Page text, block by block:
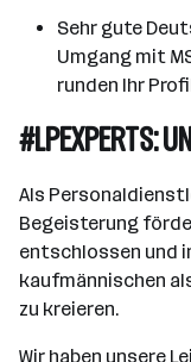
Sehr gute
Umgang mit
runden Ihr
#LPEXPERTS:
Als
Begeisterung
entschlossen und
kaufmännischen
zu kreieren.
Wir haben unsere